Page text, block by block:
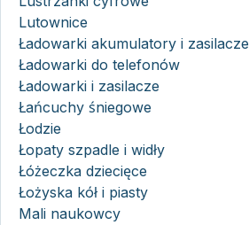
Lutownice
Ładowarki akumulatory i zasilacze
Ładowarki do telefonów
Ładowarki i zasilacze
Łańcuchy śniegowe
Łodzie
Łopaty szpadle i widły
Łóżeczka dziecięce
Łożyska kół i piasty
Mali naukowcy